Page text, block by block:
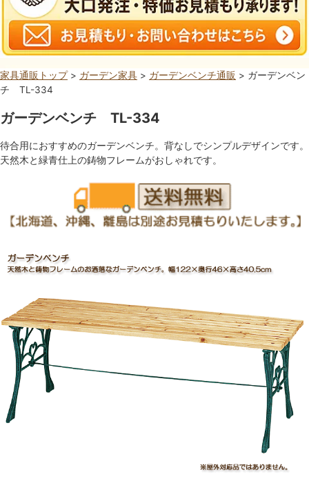
家具通販トップ> ガーデン家具 > ガーデンベンチ通販 > ガーデンベン
チ TL-334
ガーデンベンチ TL-334
待合用におすすめのガーデンベンチ。背なしでシンプルデザインです。
天然木と緑青仕上の鋳物フレームがおしゃれです。